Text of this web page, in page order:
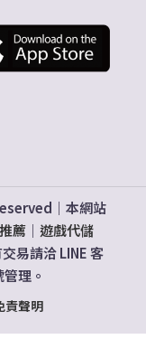
｜本網站
薦｜ 遊戲代儲
易請洽 LINE 客
理。
責聲明